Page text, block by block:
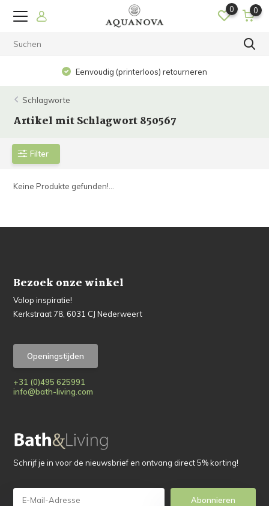
0 0
Eenvoudig (printerloos) retourneren
Schlagworte
Artikel mit Schlagwort 850567
Filter
Keine Produkte gefunden!...
Bezoek onze winkel
Volop inspiratie!
Kerkstraat 78, 6031 CJ Nederweert
Openingstijden
+31 (0)495 625991
info@bath-living.com
Schrijf je in voor de nieuwsbrief en ontvang direct 5% korting!
Abonnieren